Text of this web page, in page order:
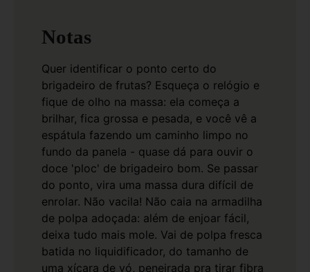
Notas
Quer identificar o ponto certo do
brigadeiro de frutas? Esqueça o relógio e
fique de olho na massa: ela começa a
brilhar, fica grossa e pesada, e você vê a
espátula fazendo um caminho limpo no
fundo da panela - quase dá para ouvir o
doce 'ploc' de brigadeiro bom. Se passar
do ponto, vira uma massa dura difícil de
enrolar. Não vacila! Não caia na armadilha
de polpa adoçada: além de enjoar fácil,
deixa tudo mais mole. Vai de polpa fresca
batida no liquidificador, do tamanho de
uma xícara de vó, peneirada pra tirar fibra